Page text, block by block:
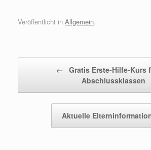
Veröffentlicht in Allgemein.
← Gratis Erste-Hilfe-Kurs
Abschlussklassen
Aktuelle